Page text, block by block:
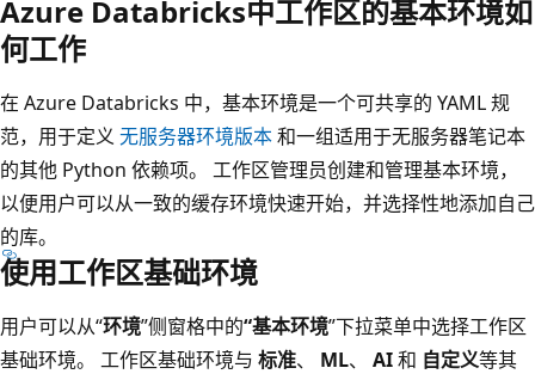
Azure Databricks中工作区的基本环境如
何工作
在 Azure Databricks 中，基本环境是一个可共享的 YAML 规
范，用于定义 无服务器环境版本和一组适用于无服务器笔记本
的其他 Python 依赖项。 工作区管理员创建和管理基本环境，
以便用户可以从一致的缓存环境快速开始，并选择性地添加自己
的库。
使用工作区基础环境
用户可以从“环境”侧窗格中的“基本环境”下拉菜单中选择工作区
基础环境。 工作区基础环境与 标准、 ML、 AI和 自定义等其